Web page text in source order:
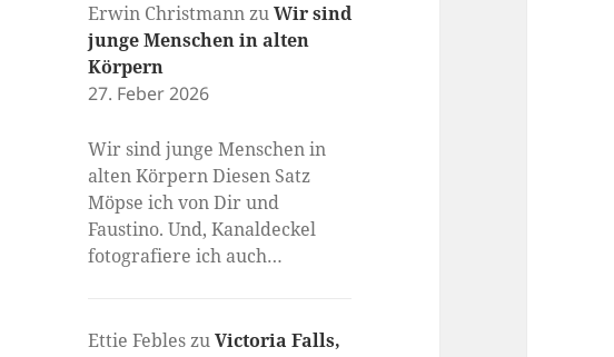
Erwin ChristmannzuWir sind
junge Menschen in alten
Körpern
27. Feber 2026
Wir sind junge Menschen in
alten Körpern Diesen Satz
Möpse ich von Dir und
Faustino. Und, Kanaldeckel
fotografiere ich auch…
Ettie FebleszuVictoria Falls,